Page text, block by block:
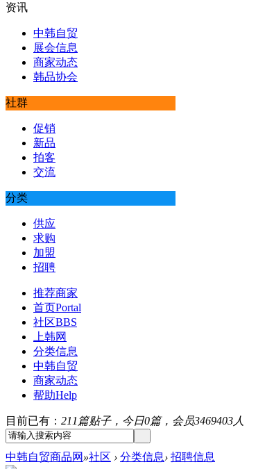
资讯
中韩自贸
展会信息
商家动态
韩品协会
社群
促销
新品
拍客
交流
分类
供应
求购
加盟
招聘
推荐商家
首页Portal
社区BBS
上韩网
分类信息
中韩自贸
商家动态
帮助Help
目前已有： 211篇贴子，今日0篇，会员3469403人
中韩自贸商品网 »社区 › 分类信息› 招聘信息